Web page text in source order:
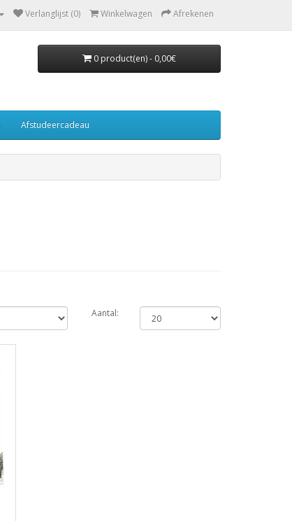
Verlanglijst (0) Winkelwagen Afrekenen
0 product(en) - 0,00€
Afstudeercadeau
Aantal: